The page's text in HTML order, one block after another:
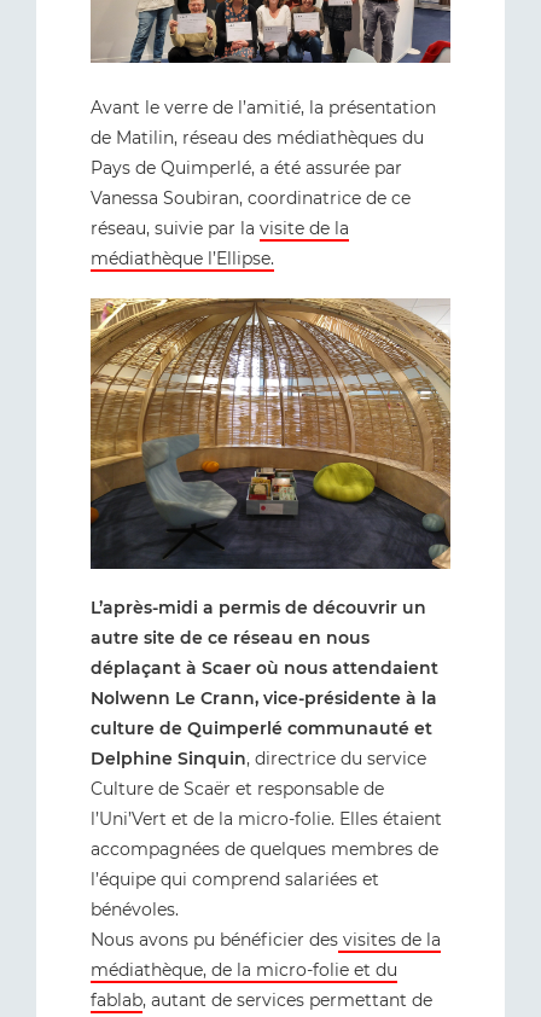
Avant le verre de l’amitié, la présentation
de Matilin, réseau des médiathèques du
Pays de Quimperlé, a été assurée par
Vanessa Soubiran, coordinatrice de ce
réseau, suivie par la visite de la
médiathèque l’Ellipse.
L’après-midi a permis de découvrir un
autre site de ce réseau en nous
déplaçant à Scaer où nous attendaient
Nolwenn Le Crann, vice-présidente à la
culture de Quimperlé communauté et
Delphine Sinquin, directrice du service
Culture de Scaër et responsable de
l’Uni’Vert et de la micro-folie. Elles étaient
accompagnées de quelques membres de
l’équipe qui comprend salariées et
bénévoles.
Nous avons pu bénéficier des visites de la
médiathèque, de la micro-folie et du
fablab, autant de services permettant de